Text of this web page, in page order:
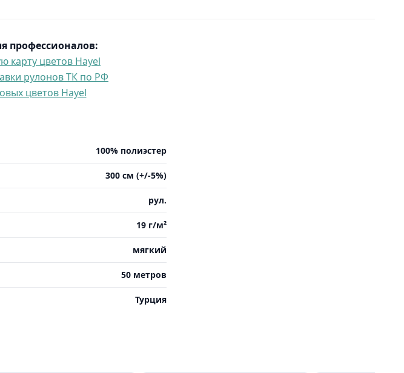
профессионалов:
карту цветов Hayel
рулонов ТК по РФ
цветов Hayel
100% полиэстер
300 см (+/-5%)
рул.
19 г/м²
мягкий
50 метров
Турция